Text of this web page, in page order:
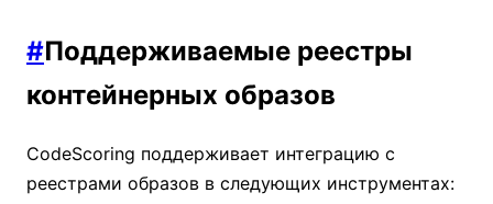
#Поддерживаемые реестры
контейнерных образов
CodeScoring поддерживает интеграцию с
реестрами образов в следующих инструментах: